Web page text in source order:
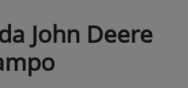
John Deere